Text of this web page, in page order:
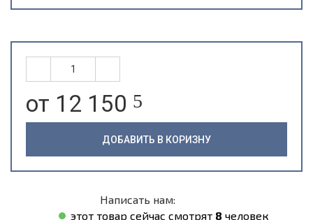
от 12 150 5
ДОБАВИТЬ В КОРИЗНУ
Написать нам:
этот товар сейчас смотрят 8 человек